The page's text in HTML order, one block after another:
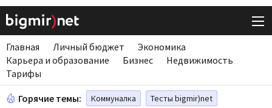
Главная Личный бюджет
Экономика
Карьера и образование
Бизнес
Недвижимость
Тарифы
Горячие темы: Коммуналка Тесты bigmir)net